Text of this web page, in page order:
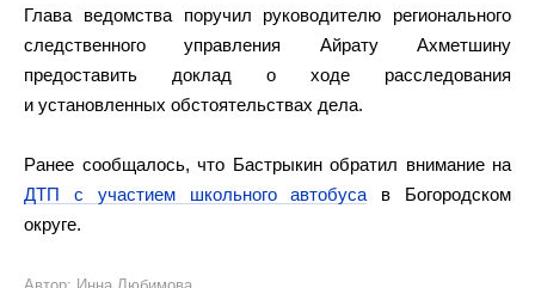
Глава ведомства поручил руководителю регионального
следственного управления Айрату Ахметшину
предоставить доклад о ходе расследования
и установленных обстоятельствах дела.
Ранее сообщалось, что Бастрыкин обратил внимание на
ДТП с участием школьного автобуса в Богородском
округе.